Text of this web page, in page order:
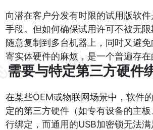
向潜在客户分发有时限的试用版软
手段。但如何确保试用许可不被无
随意复制到多台机器上，同时又避
寄实体硬件的麻烦，是一个普遍存
需要与特定第三方硬件
在某些OEM或物联网场景中，软件
定的第三方硬件（如专有设备的主
行绑定，而通用的USB加密锁无法